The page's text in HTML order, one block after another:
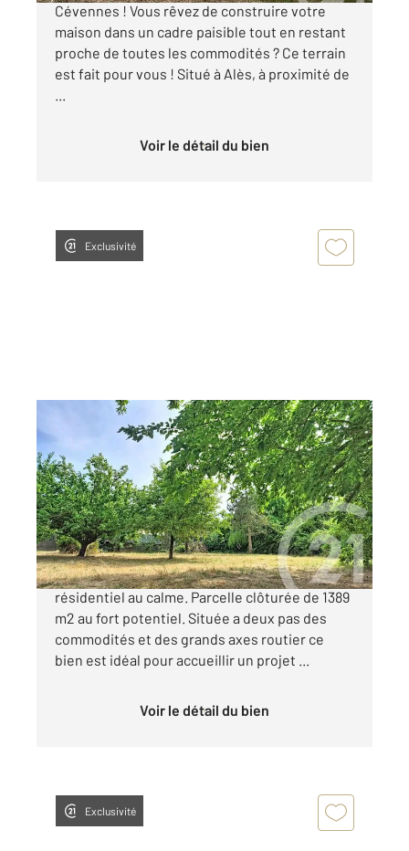
Cévennes ! Vous rêvez de construire votre
maison dans un cadre paisible tout en restant
proche de toutes les commodités ? Ce terrain
est fait pour vous ! Situé à Alès, à proximité de
...
Voir le détail du bien
Exclusivité
Ref : 201
Terrain à vendre
95 000 €
Terrain à bâtir en fond d'impasse d'un quartier
résidentiel au calme. Parcelle clôturée de 1389
m2 au fort potentiel. Située a deux pas des
commodités et des grands axes routier ce
bien est idéal pour accueillir un projet ...
Voir le détail du bien
Exclusivité